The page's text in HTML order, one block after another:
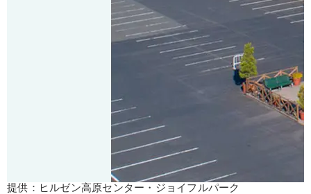
提供：ヒルゼン高原センター・ジョイフルパーク